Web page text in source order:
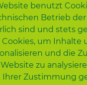
benutzt
Betrieb
sind und stets
Cookies, um Inhalte
und die
zu
Ihrer Zustimmung
Kathrin Finkbeiner
Hall der